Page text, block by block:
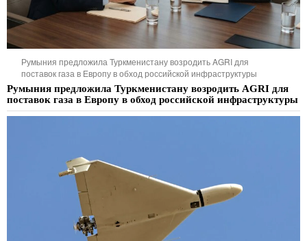
Румыния предложила Туркменистану возродить AGRI для
поставок газа в Европу в обход российской инфраструктуры
Румыния предложила Туркменистану возродить AGRI для
поставок газа в Европу в обход российской инфраструктуры